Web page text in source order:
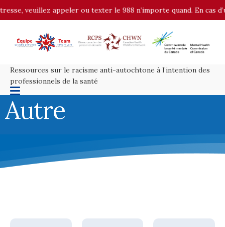
veuillez appeler ou texter le 988 n’importe quand. En cas
Ressources sur le racisme anti-autochtone à l’intention des
professionnels de la santé
Autre